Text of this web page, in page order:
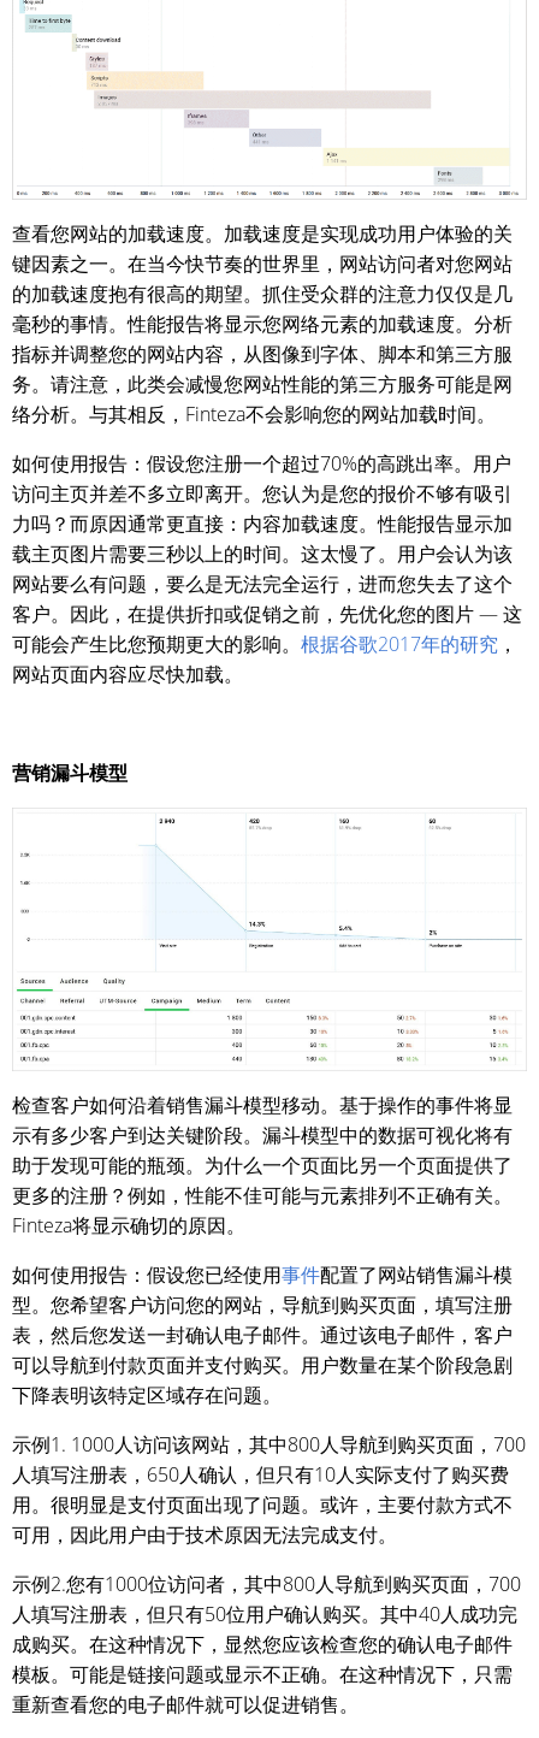
查看您网站的加载速度。加载速度是实现成功用户体验的关
键因素之一。在当今快节奏的世界里，网站访问者对您网站
的加载速度抱有很高的期望。抓住受众群的注意力仅仅是几
毫秒的事情。性能报告将显示您网络元素的加载速度。分析
指标并调整您的网站内容，从图像到字体、脚本和第三方服
务。请注意，此类会减慢您网站性能的第三方服务可能是网
络分析。与其相反，Finteza不会影响您的网站加载时间。
如何使用报告：假设您注册一个超过70%的高跳出率。用户
访问主页并差不多立即离开。您认为是您的报价不够有吸引
力吗？而原因通常更直接：内容加载速度。性能报告显示加
载主页图片需要三秒以上的时间。这太慢了。用户会认为该
网站要么有问题，要么是无法完全运行，进而您失去了这个
客户。因此，在提供折扣或促销之前，先优化您的图片 — 这
可能会产生比您预期更大的影响。 根据谷歌2017年的研究 ，
网站页面内容应尽快加载。
营销漏斗模型
检查客户如何沿着销售漏斗模型移动。基于操作的事件将显
示有多少客户到达关键阶段。漏斗模型中的数据可视化将有
助于发现可能的瓶颈。为什么一个页面比另一个页面提供了
更多的注册？例如，性能不佳可能与元素排列不正确有关。
Finteza将显示确切的原因。
如何使用报告：假设您已经使用事件配置了网站销售漏斗模
型。您希望客户访问您的网站，导航到购买页面，填写注册
表，然后您发送一封确认电子邮件。通过该电子邮件，客户
可以导航到付款页面并支付购买。用户数量在某个阶段急剧
下降表明该特定区域存在问题。
示例1. 1000人访问该网站，其中800人导航到购买页面，700
人填写注册表，650人确认，但只有10人实际支付了购买费
用。很明显是支付页面出现了问题。或许，主要付款方式不
可用，因此用户由于技术原因无法完成支付。
示例2.您有1000位访问者，其中800人导航到购买页面，700
人填写注册表，但只有50位用户确认购买。其中40人成功完
成购买。在这种情况下，显然您应该检查您的确认电子邮件
模板。可能是链接问题或显示不正确。在这种情况下，只需
重新查看您的电子邮件就可以促进销售。